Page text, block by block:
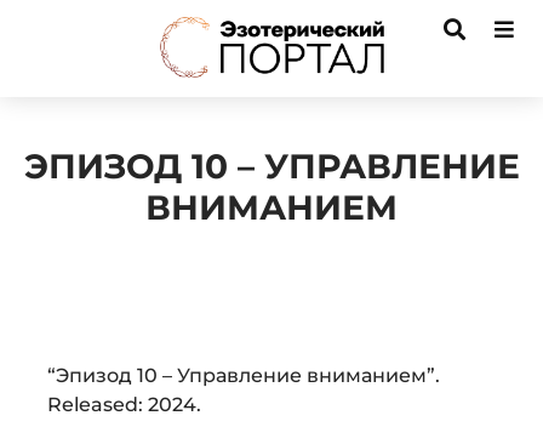
ЭПИЗОД 10 – УПРАВЛЕНИЕ
ВНИМАНИЕМ
Audio
Player
“Эпизод 10 – Управление вниманием”.
Released: 2024.